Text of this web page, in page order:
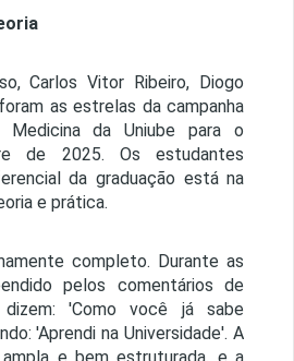
Carlos Vitor Ribeiro, Diogo
as estrelas da campanha
da Uniube para o
de 2025. Os estudantes
da graduação está na
e prática.
completo. Durante as
pelos comentários de
dizem: 'Como você já sabe
'Aprendi na Universidade'. A